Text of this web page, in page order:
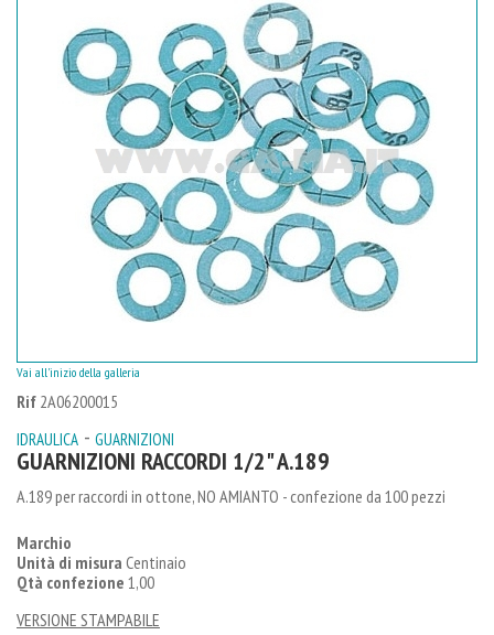
Rif 2A06200015
IDRAULICA - GUARNIZIONI
GUARNIZIONI RACCORDI 1/2" A.189
A.189 per raccordi in ottone, NO AMIANTO - confezione da 100 pezzi
Marchio
Unità di misura Centinaio
Qtà confezione 1,00
VERSIONE STAMPABILE
Vai all'inizio della galleria